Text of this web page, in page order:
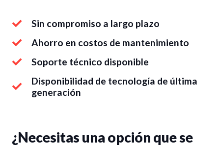
Sin compromiso a largo plazo
Ahorro en costos de mantenimiento
Soporte técnico disponible
Disponibilidad de tecnología de última
generación
¿Necesitas una opción que se